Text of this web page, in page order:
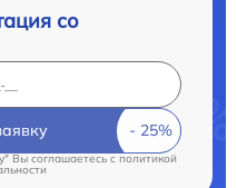
со
Вы соглашаетесь cполитикой